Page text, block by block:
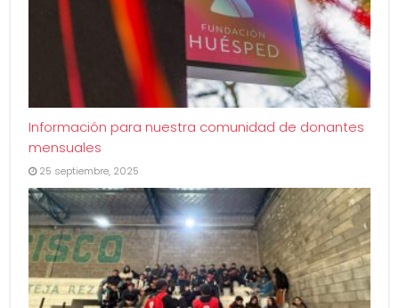
Información para nuestra comunidad de donantes
mensuales
25 septiembre, 2025